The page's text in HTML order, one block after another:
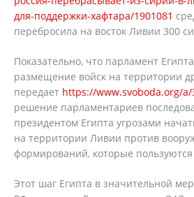
для-поддержки-хафтара/1901081
перебросила на восток Ливии 300
Показательно, что парламент
размещение войск на территории
передает https://www.svoboda.org/
решение парламентариев
президентом Египта угрозами
на территории Ливии против
формирований, которые
Этот шаг Египта в значительной